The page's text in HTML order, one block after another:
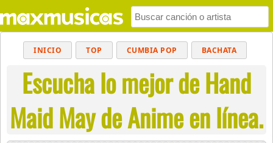
INICIO TOP CUMBIA POP BACHATA
MUSICA CRISTIANA REGGAETON
BALADAS ALTERNATIVO ELECTRÓNICA
CUMBIAS
Escucha lo mejor de Hand
Maid May de Anime en línea.